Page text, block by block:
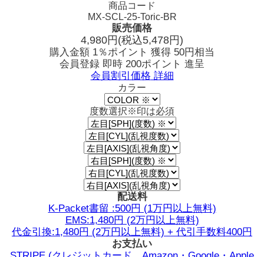
商品コード
MX-SCL-25-Toric-BR
販売価格
4,980円 (税込5,478円)
購入金額 1％ポイント 獲得 50円相当
会員登録 即時 200ポイント 進呈
会員割引価格 詳細
カラー
度数選択※印は必須
配送料
K-Packet書留 :500円 (1万円以上無料)
EMS:1,480円 (2万円以上無料)
代金引換:1,480円 (2万円以上無料) + 代引手数料400円
お支払い